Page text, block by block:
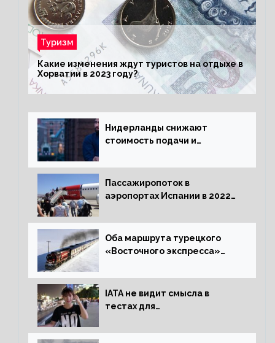
Туризм
Какие изменения ждут туристов на отдыхе в
Хорватии в 2023 году?
Нидерланды снижают
стоимость подачи и
жительство
Пассажиропоток в
аэропортах Испании в 2022
процентов
Оба маршрута турецкого
«Восточного экспресса»
IATA не видит смысла в
тестах для